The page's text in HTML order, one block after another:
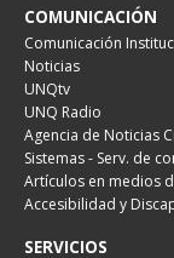
COMUNICACIÓN
Comunicación
Noticias
UNQtv
UNQ Radio
Agencia de Noticias
Sistemas - Serv. de
Artículos en medios
Accesibilidad y
SERVICIOS